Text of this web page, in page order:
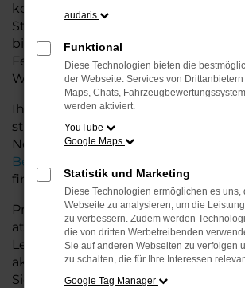
komfortables Fahrzeug möchte.
Stadtverkehr oder längere Fahrten –
bietet Ihnen höchsten Fahrkomfort,
Features und eine herausragende
Wirtschaftlichkeit.
Ihr CUPRA Autohaus in der Nähe
steht Ihnen mit einer breiten
Neuwagen zur Seite und bietet
Beratung
, damit Sie das für Sie
finden.
Profitieren Sie von zusätzlichen
attraktiven
Leasingangeboten und der
aktuellen Fahrzeugs. Besuchen Sie
Sie sich von unseren Experten
audaris
Funktional
Diese Technologien bieten die
der Webseite. Services von
Maps, Chats,
werden aktiviert.
YouTube
Google Maps
Statistik und Marketing
Diese Technologien ermöglichen es uns,
Webseite zu analysieren, um die
zu verbessern. Zudem werden
die von dritten Werbetreibenden
Sie auf anderen Webseiten zu verfolgen
zu schalten, die für Ihre Interessen
Google Tag Manager